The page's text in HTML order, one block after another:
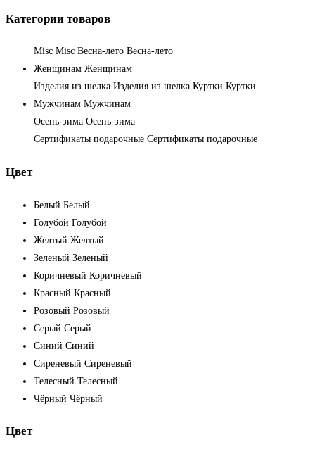
Категории товаров
Misc Misc Весна-лето Весна-лето
Женщинам Женщинам
Изделия из шелка Изделия из шелка Куртки Куртки
Мужчинам Мужчинам
Осень-зима Осень-зима
Сертификаты подарочные Сертификаты подарочные
Цвет
Белый Белый
Голубой Голубой
Желтый Желтый
Зеленый Зеленый
Коричневый Коричневый
Красный Красный
Розовый Розовый
Серый Серый
Синий Синий
Сиреневый Сиреневый
Телесный Телесный
Чёрный Чёрный
Цвет